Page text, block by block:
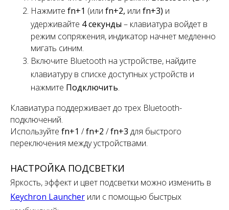
Нажмите fn+1 (или fn+2, или fn+3) и
удерживайте 4 секунды – клавиатура войдет в
режим сопряжения, индикатор начнет медленно
мигать синим.
Включите Bluetooth на устройстве, найдите
клавиатуру в списке доступных устройств и
нажмите Подключить.
Клавиатура поддерживаетдо трех Bluetooth-
подключений.
Используйте fn+1 /fn+2 /fn+3 для быстрого
переключения между устройствами.
НАСТРОЙКА ПОДСВЕТКИ
Яркость, эффект и цвет подсветки можно изменить в
Keychron Launcher или с помощью быстрых